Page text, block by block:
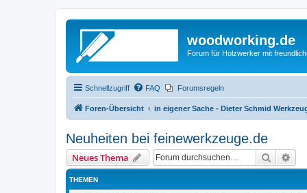
woodworking.de
Forum für Holzwerker mit
Schnellzugriff FAQ Forumsregeln
Foren-Übersicht in eigener Sache - Dieter Schmid
Neuheiten bei feinewerkzeuge.de
Neues Thema Suche
THEMEN